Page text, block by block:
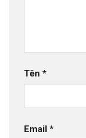
Tên *
Email *